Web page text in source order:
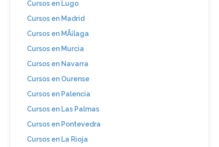
Cursos en Lugo
Cursos en Madrid
Cursos en MÃ¡laga
Cursos en Murcia
Cursos en Navarra
Cursos en Ourense
Cursos en Palencia
Cursos en Las Palmas
Cursos en Pontevedra
Cursos en La Rioja